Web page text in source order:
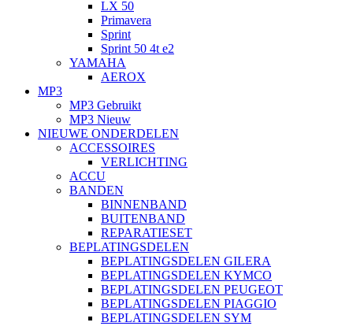
LX 50
Primavera
Sprint
Sprint 50 4t e2
YAMAHA
AEROX
MP3
MP3 Gebruikt
MP3 Nieuw
NIEUWE ONDERDELEN
ACCESSOIRES
VERLICHTING
ACCU
BANDEN
BINNENBAND
BUITENBAND
REPARATIESET
BEPLATINGSDELEN
BEPLATINGSDELEN GILERA
BEPLATINGSDELEN KYMCO
BEPLATINGSDELEN PEUGEOT
BEPLATINGSDELEN PIAGGIO
BEPLATINGSDELEN SYM